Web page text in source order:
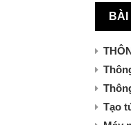
Tạo